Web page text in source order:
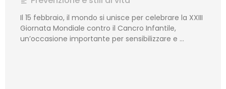
Il 15 febbraio, il mondo si unisce per celebrare la XXIII
Giornata Mondiale contro il Cancro Infantile,
un’occasione importante per sensibilizzare e …